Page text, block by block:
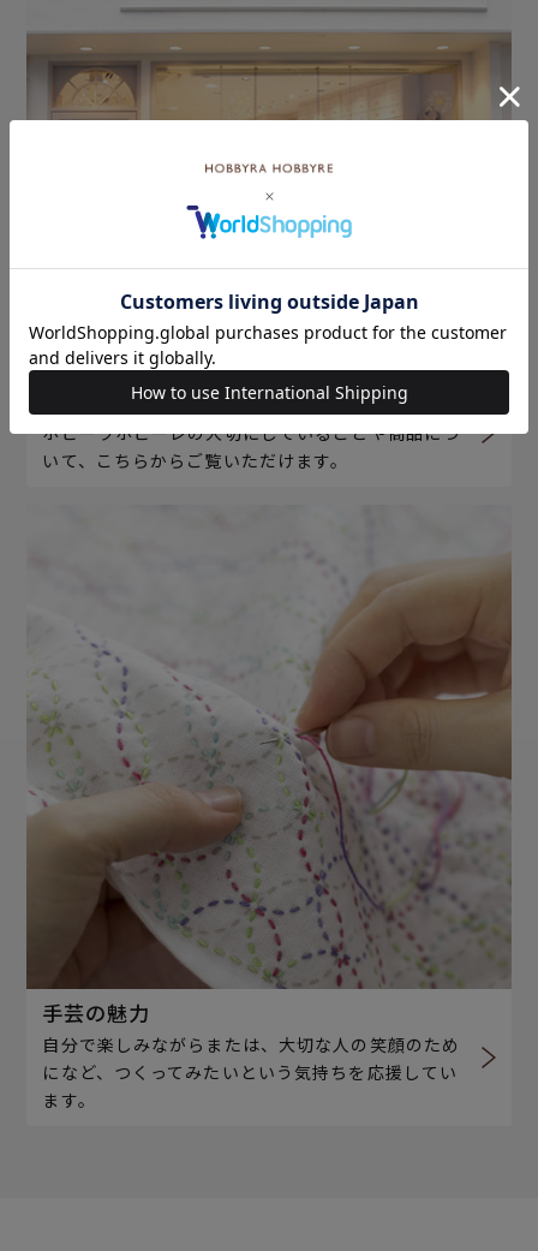
ホビーラホビーレについて
ホビーラホビーレの大切にしていることや商品につ
いて、こちらからご覧いただけます。
手芸の魅力
自分で楽しみながらまたは、大切な人の笑顔のため
になど、つくってみたいという気持ちを応援してい
ます。